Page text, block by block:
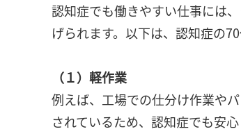
認知症でも働きやすい仕事には
げられます。以下は、認知症の
（１）軽作業
例えば、工場での仕分け作業や
されているため、認知症でも安